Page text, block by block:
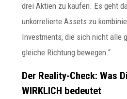
drei Aktien zu kaufen. Es geht
unkorrelierte Assets zu
Investments, die sich nicht alle
gleiche Richtung bewegen.“
Der Reality-Check: Was
WIRKLICH bedeutet